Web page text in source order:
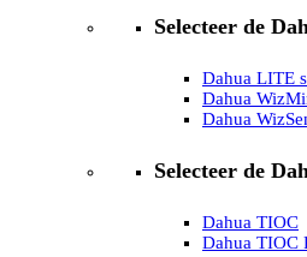
Selecteer de
Dahua LITE
Dahua
Dahua
Selecteer de
Dahua TIOC
Dahua TIOC